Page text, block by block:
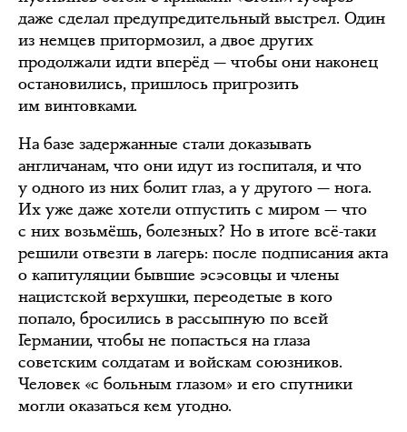
даже сделал предупредительный выстрел. Один
из немцев притормозил, а двое других
продолжали идти вперёд — чтобы они наконец
остановились, пришлось пригрозить
им винтовками.
На базе задержанные стали доказывать
англичанам, что они идут из госпиталя, и что
у одного из них болит глаз, а у другого — нога.
Их уже даже хотели отпустить с миром — что
с них возьмёшь, болезных? Но в итоге всё-таки
решили отвезти в лагерь: после подписания акта
о капитуляции бывшие эсэсовцы и члены
нацистской верхушки, переодетые в кого
попало, бросились в рассыпную по всей
Германии, чтобы не попасться на глаза
советским солдатам и войскам союзников.
Человек «с больным глазом» и его спутники
могли оказаться кем угодно.